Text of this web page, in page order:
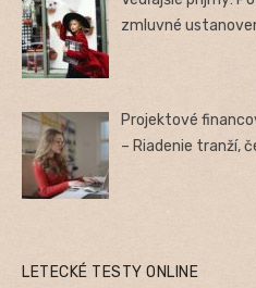
zmluvné
Projektové
– Riadenie tranží,
LETECKÉ TESTY ONLINE